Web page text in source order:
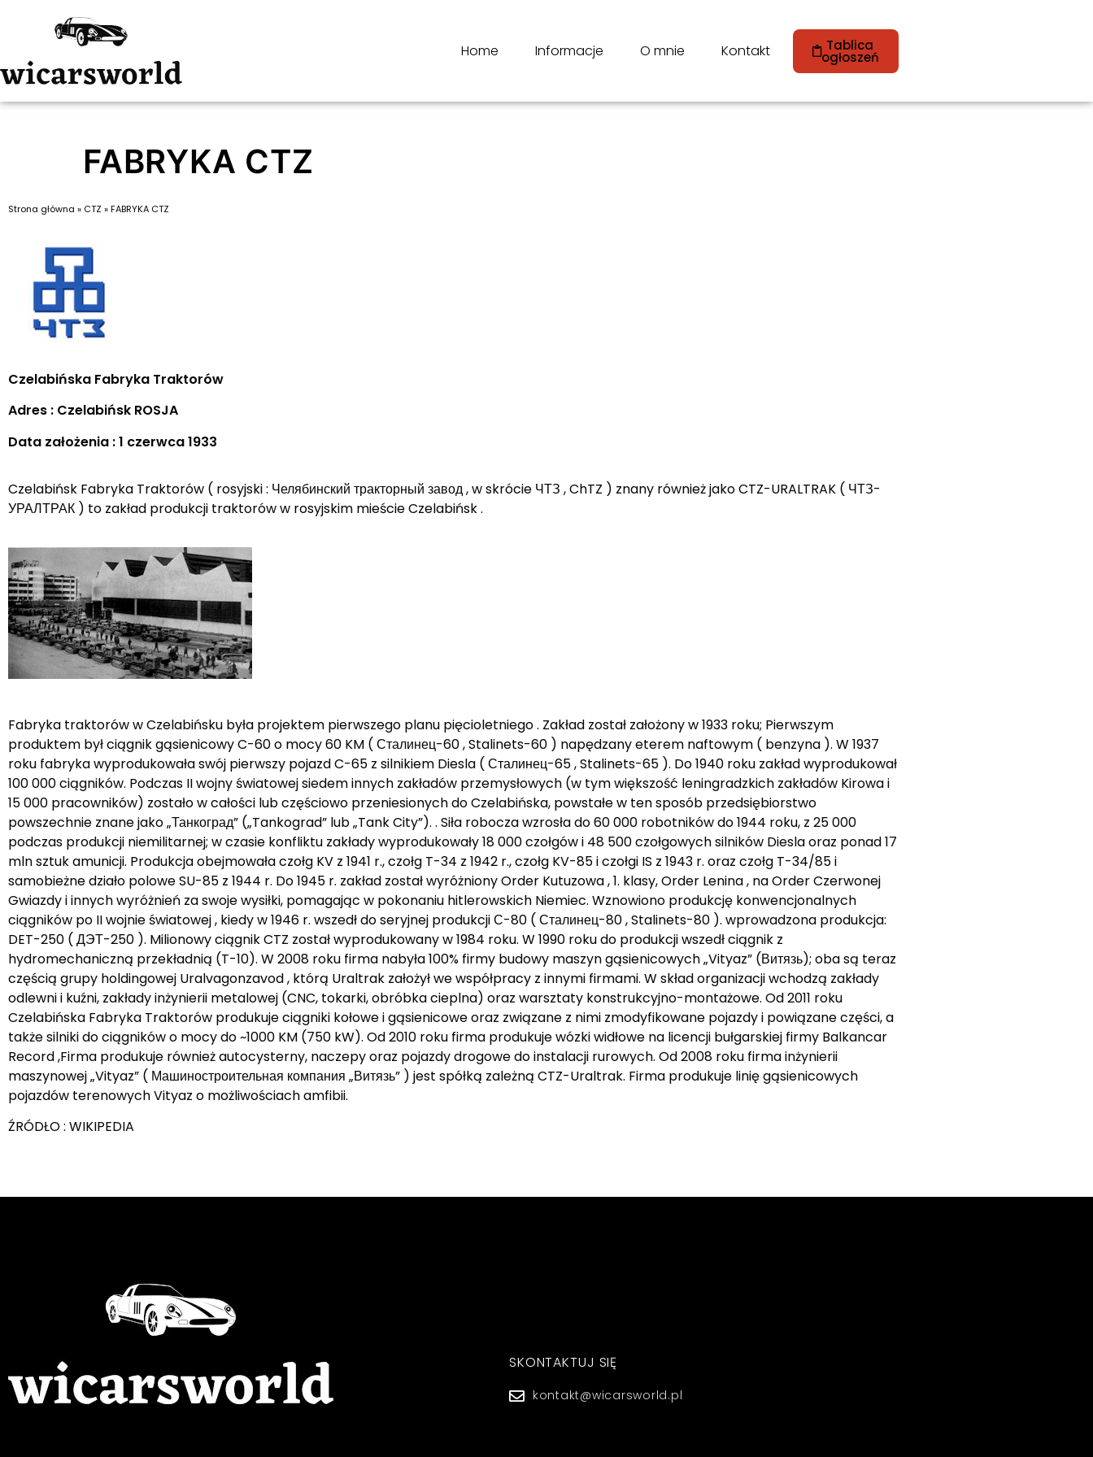
Home Informacje O mnie Kontakt Tablica
ogłoszeń
FABRYKA CTZ
Strona główna » CTZ »FABRYKA CTZ
Czelabińska Fabryka Traktorów
Adres : Czelabińsk ROSJA
Data założenia : 1 czerwca 1933
Czelabińsk Fabryka Traktorów ( rosyjski : Челябинский тракторный завод , w skrócie ЧТЗ , ChTZ ) znany również jako CTZ-URALTRAK ( ЧТЗ-
УРАЛТРАК ) to zakład produkcji traktorów w rosyjskim mieście Czelabińsk .
Fabryka traktorów w Czelabińsku była projektem pierwszego planu pięcioletniego . Zakład został założony w 1933 roku; Pierwszym
produktem był ciągnik gąsienicowy C-60 o mocy 60 KM ( Сталинец-60 , Stalinets-60 ) napędzany eterem naftowym ( benzyna ). W 1937
roku fabryka wyprodukowała swój pierwszy pojazd C-65 z silnikiem Diesla ( Сталинец-65 , Stalinets-65 ). Do 1940 roku zakład wyprodukował
100 000 ciągników. Podczas II wojny światowej siedem innych zakładów przemysłowych (w tym większość leningradzkich zakładów Kirowa i
15 000 pracowników) zostało w całości lub częściowo przeniesionych do Czelabińska, powstałe w ten sposób przedsiębiorstwo
powszechnie znane jako „Танкоград” („Tankograd” lub „Tank City”). . Siła robocza wzrosła do 60 000 robotników do 1944 roku, z 25 000
podczas produkcji niemilitarnej; w czasie konfliktu zakłady wyprodukowały 18 000 czołgów i 48 500 czołgowych silników Diesla oraz ponad 17
mln sztuk amunicji. Produkcja obejmowała czołg KV z 1941 r., czołg T-34 z 1942 r., czołg KV-85 i czołgi IS z 1943 r. oraz czołg T-34/85 i
samobieżne działo polowe SU-85 z 1944 r. Do 1945 r. zakład został wyróżniony Order Kutuzowa , 1. klasy, Order Lenina , na Order Czerwonej
Gwiazdy i innych wyróżnień za swoje wysiłki, pomagając w pokonaniu hitlerowskich Niemiec. Wznowiono produkcję konwencjonalnych
ciągników po II wojnie światowej , kiedy w 1946 r. wszedł do seryjnej produkcji С-80 ( Сталинец-80 , Stalinets-80 ). wprowadzona produkcja:
DET-250 ( ДЭТ-250 ). Milionowy ciągnik CTZ został wyprodukowany w 1984 roku. W 1990 roku do produkcji wszedł ciągnik z
hydromechaniczną przekładnią (T-10). W 2008 roku firma nabyła 100% firmy budowy maszyn gąsienicowych „Vityaz” (Витязь); oba są teraz
częścią grupy holdingowej Uralvagonzavod , którą Uraltrak założył we współpracy z innymi firmami. W skład organizacji wchodzą zakłady
odlewni i kuźni, zakłady inżynierii metalowej (CNC, tokarki, obróbka cieplna) oraz warsztaty konstrukcyjno-montażowe. Od 2011 roku
Czelabińska Fabryka Traktorów produkuje ciągniki kołowe i gąsienicowe oraz związane z nimi zmodyfikowane pojazdy i powiązane części, a
także silniki do ciągników o mocy do ~1000 KM (750 kW). Od 2010 roku firma produkuje wózki widłowe na licencji bułgarskiej firmy Balkancar
Record ,Firma produkuje również autocysterny, naczepy oraz pojazdy drogowe do instalacji rurowych. Od 2008 roku firma inżynierii
maszynowej „Vityaz” ( Машиностроительная компания „Витязь” ) jest spółką zależną CTZ-Uraltrak. Firma produkuje linię gąsienicowych
pojazdów terenowych Vityaz o możliwościach amfibii.
ŹRÓDŁO : WIKIPEDIA
SKONTAKTUJ SIĘ
kontakt@wicarsworld.pl